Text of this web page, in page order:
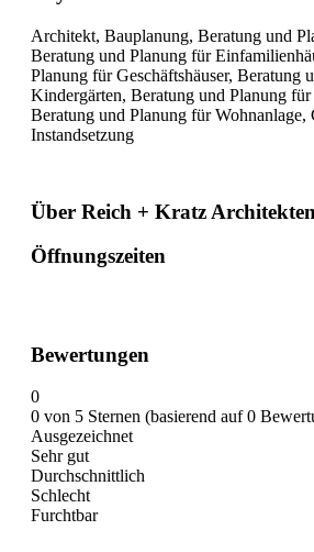
Architekt, Bauplanung, Beratung und
Beratung und Planung für
Planung für Geschäftshäuser, Beratung
Kindergärten, Beratung und Planung
Beratung und Planung für Wohnanlage,
Instandsetzung
Über Reich + Kratz Architekten
Öffnungszeiten
Bewertungen
0
0 von 5 Sternen (basierend auf 0
Ausgezeichnet
Sehr gut
Durchschnittlich
Schlecht
Furchtbar